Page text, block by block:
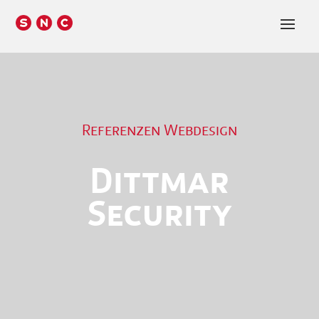
Referenzen Webdesign
Dittmar
Security